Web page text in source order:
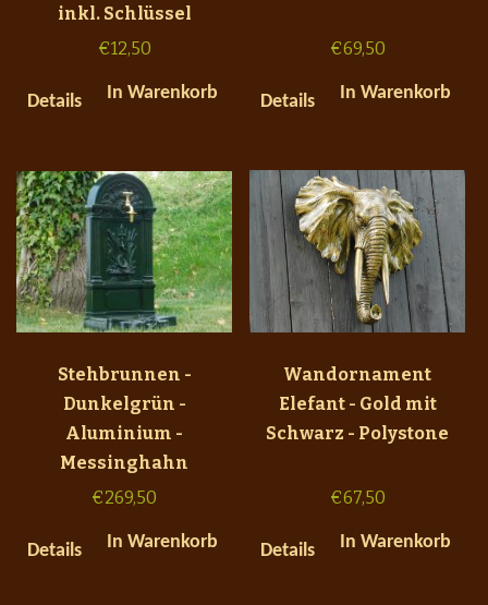
inkl. Schlüssel
€12,50
Details In Warenkorb
€69,50
Details In Warenkorb
Stehbrunnen -
Dunkelgrün -
Aluminium -
Messinghahn
€269,50
Details In Warenkorb
Wandornament
Elefant - Gold mit
Schwarz - Polystone
€67,50
Details In Warenkorb